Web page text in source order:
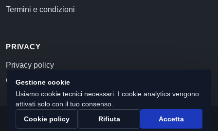
Termini e condizioni
PRIVACY
Privacy policy
Cookie policy
© 2026 Commercialista.com
C.F. e P.IVA 12059071006
Gestione cookie
Usiamo cookie tecnici necessari. I cookie analytics vengono
attivati solo con il tuo consenso.
Cookie policy
Rifiuta Accetta